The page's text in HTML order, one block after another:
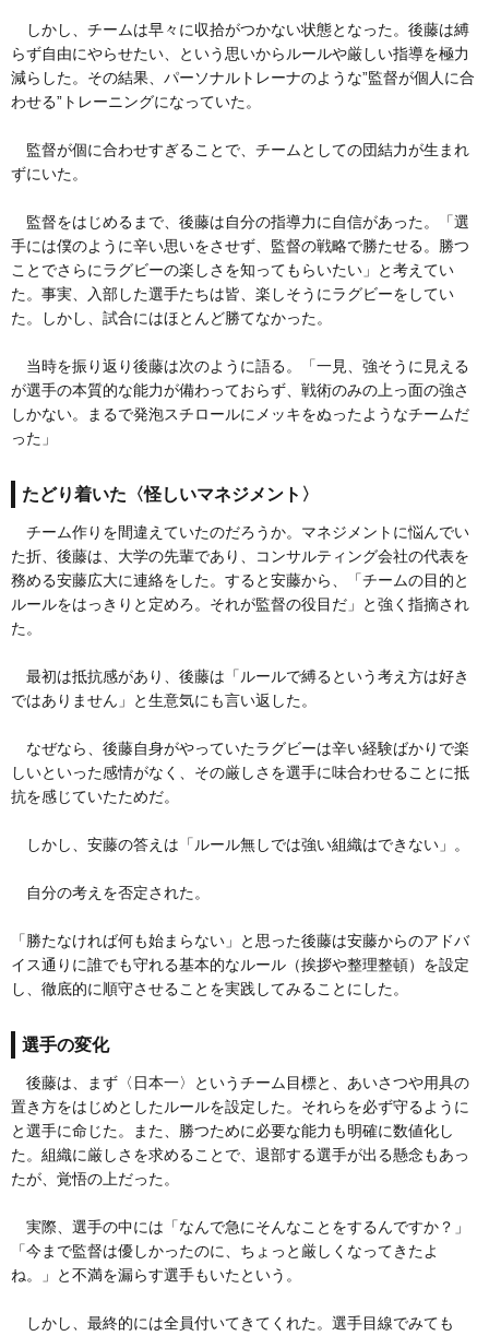
しかし、チームは早々に収拾がつかない状態となった。後藤は縛
らず自由にやらせたい、という思いからルールや厳しい指導を極力
減らした。その結果、パーソナルトレーナのような”監督が個人に合
わせる”トレーニングになっていた。
監督が個に合わせすぎることで、チームとしての団結力が生まれ
ずにいた。
監督をはじめるまで、後藤は自分の指導力に自信があった。「選
手には僕のように辛い思いをさせず、監督の戦略で勝たせる。勝つ
ことでさらにラグビーの楽しさを知ってもらいたい」と考えてい
た。事実、入部した選手たちは皆、楽しそうにラグビーをしてい
た。しかし、試合にはほとんど勝てなかった。
当時を振り返り後藤は次のように語る。「一見、強そうに見える
が選手の本質的な能力が備わっておらず、戦術のみの上っ面の強さ
しかない。まるで発泡スチロールにメッキをぬったようなチームだ
った」
たどり着いた〈怪しいマネジメント〉
チーム作りを間違えていたのだろうか。マネジメントに悩んでい
た折、後藤は、大学の先輩であり、コンサルティング会社の代表を
務める安藤広大に連絡をした。すると安藤から、「チームの目的と
ルールをはっきりと定めろ。それが監督の役目だ」と強く指摘され
た。
最初は抵抗感があり、後藤は「ルールで縛るという考え方は好き
ではありません」と生意気にも言い返した。
なぜなら、後藤自身がやっていたラグビーは辛い経験ばかりで楽
しいといった感情がなく、その厳しさを選手に味合わせることに抵
抗を感じていたためだ。
しかし、安藤の答えは「ルール無しでは強い組織はできない」。
自分の考えを否定された。
「勝たなければ何も始まらない」と思った後藤は安藤からのアドバ
イス通りに誰でも守れる基本的なルール（挨拶や整理整頓）を設定
し、徹底的に順守させることを実践してみることにした。
選手の変化
後藤は、まず〈日本一〉というチーム目標と、あいさつや用具の
置き方をはじめとしたルールを設定した。それらを必ず守るように
と選手に命じた。また、勝つために必要な能力も明確に数値化し
た。組織に厳しさを求めることで、退部する選手が出る懸念もあっ
たが、覚悟の上だった。
実際、選手の中には「なんで急にそんなことをするんですか？」
「今まで監督は優しかったのに、ちょっと厳しくなってきたよ
ね。」と不満を漏らす選手もいたという。
しかし、最終的には全員付いてきてくれた。選手目線でみても